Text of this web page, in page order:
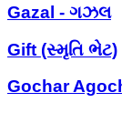
Gazal - ગઝલ
Gift (સ્મૃતિ ભેટ)
Gochar